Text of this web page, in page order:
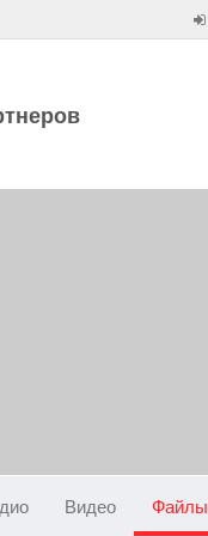
Видео Файлы